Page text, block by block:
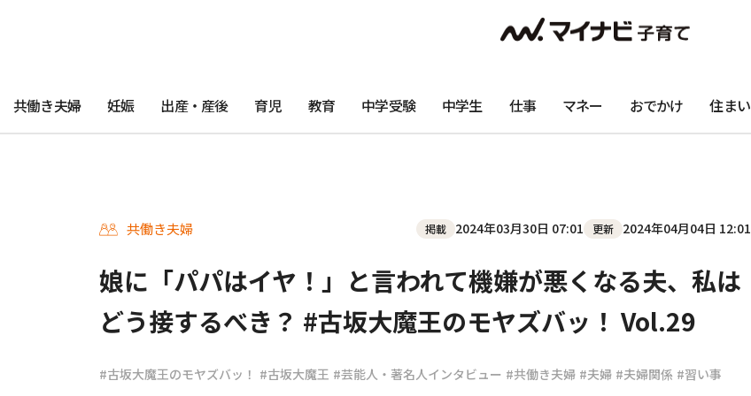
共働き夫婦 妊娠 出産・産後 育児 教育 中学受験 中学生 仕事 マネー おでかけ 住まい
共働き夫婦 掲載 2024年03月30日 07:01 更新 2024年04月04日 12:01
娘に「パパはイヤ！」と言われて機嫌が悪くなる夫、私は
どう接するべき？ #古坂大魔王のモヤズバッ！ Vol.29
#古坂大魔王のモヤズバッ！ #古坂大魔王 #芸能人・著名人インタビュー #共働き夫婦 #夫婦 #夫婦関係 #習い事